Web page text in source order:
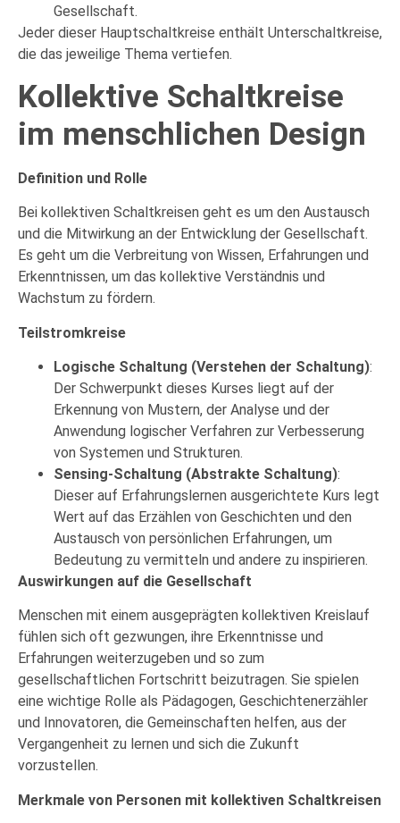
Gesellschaft.
Jeder dieser Hauptschaltkreise enthält Unterschaltkreise,
die das jeweilige Thema vertiefen.
Kollektive Schaltkreise
im menschlichen Design
Definition und Rolle
Bei kollektiven Schaltkreisen geht es um den Austausch
und die Mitwirkung an der Entwicklung der Gesellschaft.
Es geht um die Verbreitung von Wissen, Erfahrungen und
Erkenntnissen, um das kollektive Verständnis und
Wachstum zu fördern.
Teilstromkreise
Logische Schaltung (Verstehen der Schaltung):
Der Schwerpunkt dieses Kurses liegt auf der
Erkennung von Mustern, der Analyse und der
Anwendung logischer Verfahren zur Verbesserung
von Systemen und Strukturen.
Sensing-Schaltung (Abstrakte Schaltung):
Dieser auf Erfahrungslernen ausgerichtete Kurs legt
Wert auf das Erzählen von Geschichten und den
Austausch von persönlichen Erfahrungen, um
Bedeutung zu vermitteln und andere zu inspirieren.
Auswirkungen auf die Gesellschaft
Menschen mit einem ausgeprägten kollektiven Kreislauf
fühlen sich oft gezwungen, ihre Erkenntnisse und
Erfahrungen weiterzugeben und so zum
gesellschaftlichen Fortschritt beizutragen. Sie spielen
eine wichtige Rolle als Pädagogen, Geschichtenerzähler
und Innovatoren, die Gemeinschaften helfen, aus der
Vergangenheit zu lernen und sich die Zukunft
vorzustellen.
Merkmale von Personen mit kollektiven Schaltkreisen